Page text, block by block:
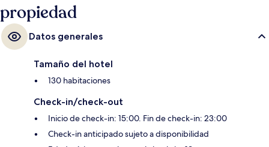
propiedad
Datos generales
Tamaño del hotel
130 habitaciones
Check-in/check-out
Inicio de check-in: 15:00. Fin de check-in: 23:00
Check-in anticipado sujeto a disponibilidad